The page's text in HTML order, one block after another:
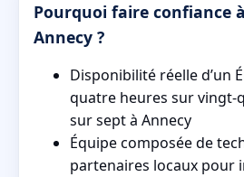
Pourquoi faire confiance
Annecy ?
Disponibilité réelle d’un
quatre heures sur vingt-
sur sept à Annecy
Équipe composée de
partenaires locaux pour